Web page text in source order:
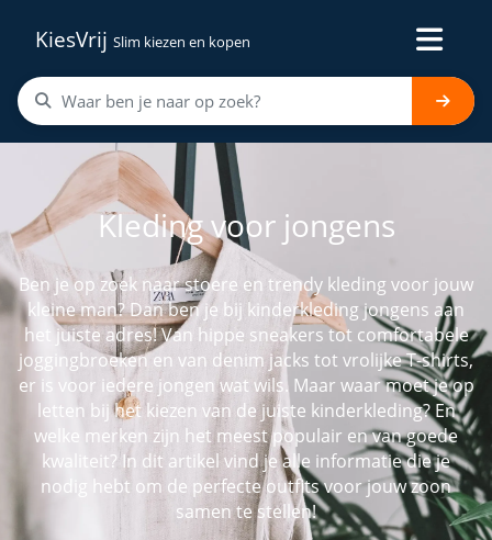
KiesVrij Slim kiezen en kopen
Kleding voor jongens
Ben je op zoek naar stoere en trendy kleding voor jouw
kleine man? Dan ben je bij kinderkleding jongens aan
het juiste adres! Van hippe sneakers tot comfortabele
joggingbroeken en van denim jacks tot vrolijke T-shirts,
er is voor iedere jongen wat wils. Maar waar moet je op
letten bij het kiezen van de juiste kinderkleding? En
welke merken zijn het meest populair en van goede
kwaliteit? In dit artikel vind je alle informatie die je
nodig hebt om de perfecte outfits voor jouw zoon
samen te stellen!